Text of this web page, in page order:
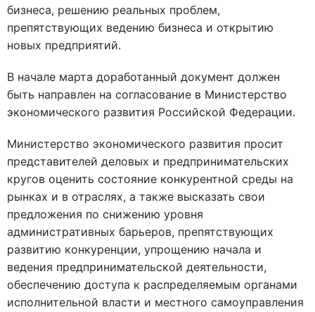
бизнеса, решению реальных проблем,
препятствующих ведению бизнеса и открытию
новых предприятий.
В начале марта доработанный документ должен
быть направлен на согласование в Министерство
экономического развития Российской Федерации.
Министерство экономического развития просит
представителей деловых и предпринимательских
кругов оценить состояние конкурентной среды на
рынках и в отраслях, а также высказать свои
предложения по снижению уровня
административных барьеров, препятствующих
развитию конкуренции, упрощению начала и
ведения предпринимательской деятельности,
обеспечению доступа к распределяемым органами
исполнительной власти и местного самоуправления